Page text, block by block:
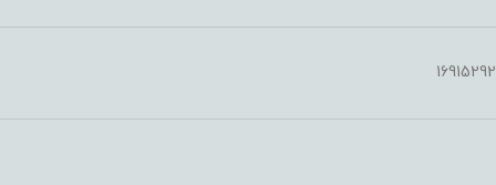
16915292